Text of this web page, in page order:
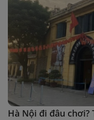
Hà Nội đi đâu chơi?